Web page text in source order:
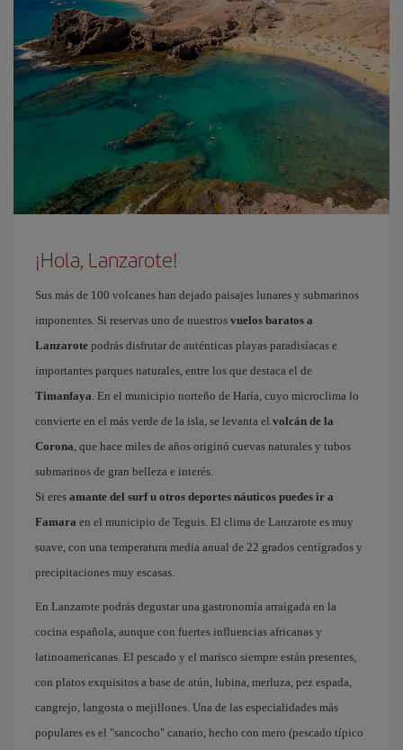
¡Hola, Lanzarote!
Sus más de 100 volcanes han dejado paisajes lunares y submarinos
imponentes. Si reservas uno de nuestros vuelos baratos a
Lanzarote podrás disfrutar de auténticas playas paradisíacas e
importantes parques naturales, entre los que destaca el de
Timanfaya. En el municipio norteño de Haría, cuyo microclima lo
convierte en el más verde de la isla, se levanta el volcán de la
Corona, que hace miles de años originó cuevas naturales y tubos
submarinos de gran belleza e interés.
Si eres amante del surf u otros deportes náuticos puedes ir a
Famara en el municipio de Teguis. El clima de Lanzarote es muy
suave, con una temperatura media anual de 22 grados centígrados y
precipitaciones muy escasas.
En Lanzarote podrás degustar una gastronomía arraigada en la
cocina española, aunque con fuertes influencias africanas y
latinoamericanas. El pescado y el marisco siempre están presentes,
con platos exquisitos a base de atún, lubina, merluza, pez espada,
cangrejo, langosta o mejillones. Una de las especialidades más
populares es el "sancocho" canario, hecho con mero (pescado típico